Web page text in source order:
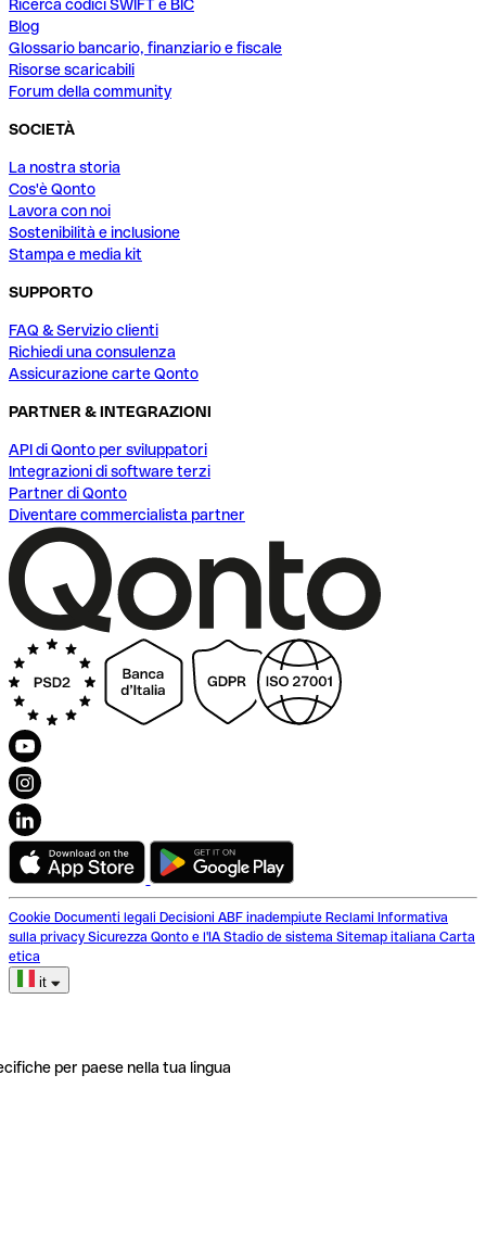
Ricerca codici SWIFT e BIC
Blog
Glossario bancario, finanziario e fiscale
Risorse scaricabili
Forum della community
SOCIETÀ
La nostra storia
Cos'è Qonto
Lavora con noi
Sostenibilità e inclusione
Stampa e media kit
SUPPORTO
FAQ & Servizio clienti
Richiedi una consulenza
Assicurazione carte Qonto
PARTNER & INTEGRAZIONI
API di Qonto per sviluppatori
Integrazioni di software terzi
Partner di Qonto
Diventare commercialista partner
Cookie Documenti legali Decisioni ABF inadempiute Reclami Informativa
sulla privacy Sicurezza Qonto e l'IA Stadio de sistema Sitemap italiana Carta
etica
it
per paese nella tua lingua